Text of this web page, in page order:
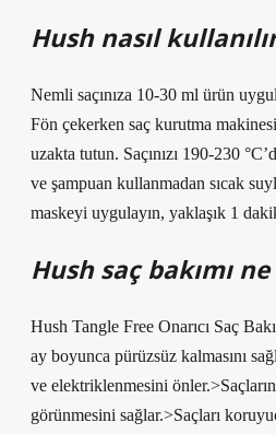
Hush nasıl
Nemli saçınıza 10-30 ml ürün
Fön çekerken saç kurutma
uzakta tutun. Saçınızı 190-230
ve şampuan kullanmadan sıcak
maskeyi uygulayın, yaklaşık 1
Hush saç bakımı
Hush Tangle Free Onarıcı Saç
ay boyunca pürüzsüz kalmasını
ve elektriklenmesini
görünmesini sağlar.>Saçları